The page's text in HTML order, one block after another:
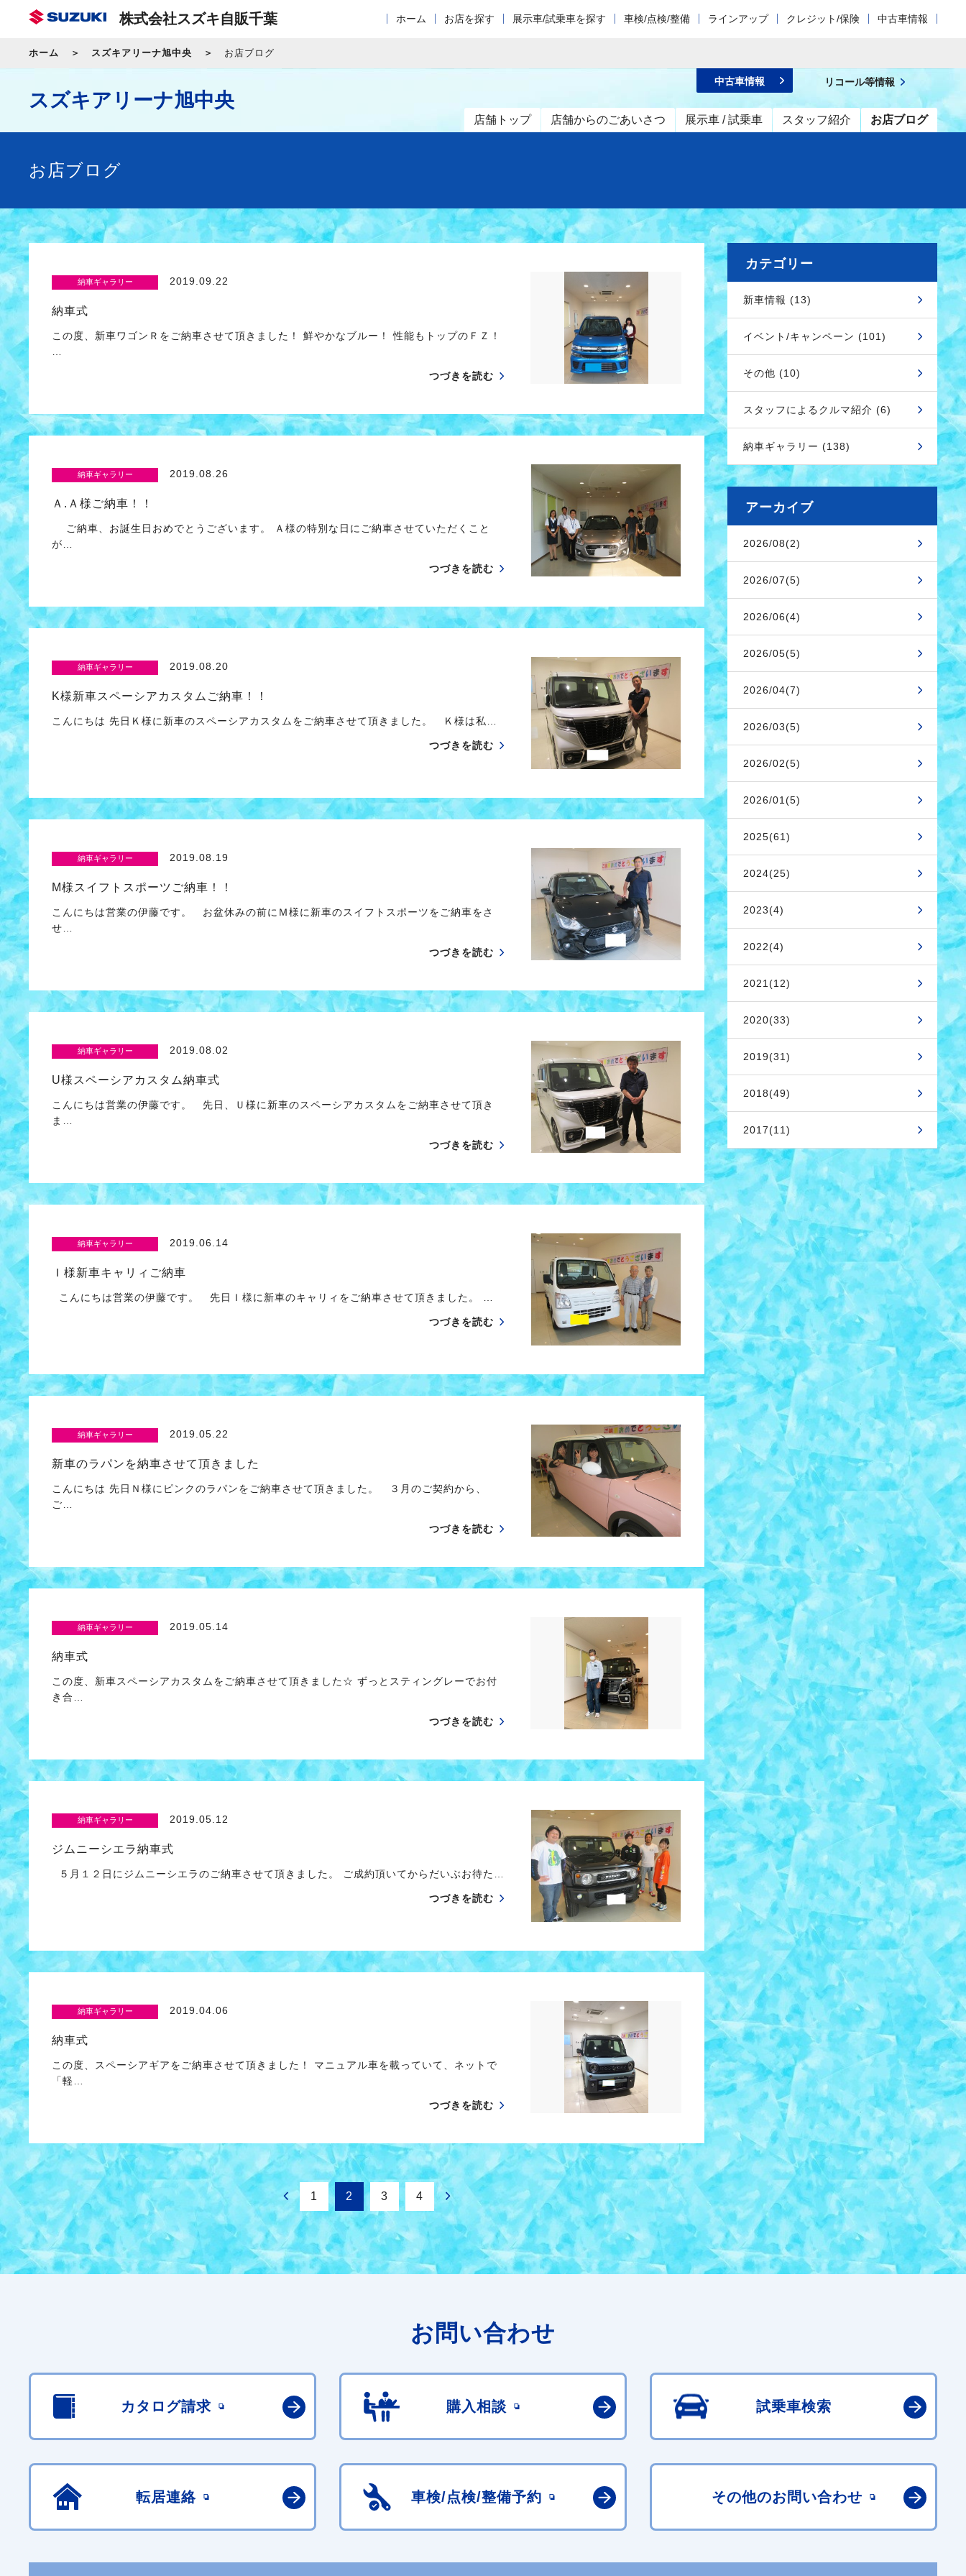
株式会社スズキ自販千葉 ホーム お店を探す 展示車/試乗車を探す 車検/点検/整備 ラインアップ クレジット/保険 中古車情報
ホーム スズキアリーナ旭中央 お店ブログ
スズキアリーナ旭中央
店舗トップ 店舗からのごあいさつ 展示車 / 試乗車 スタッフ紹介 お店ブログ
中古車情報 リコール等情報
お店ブログ
納車ギャラリー 2019.09.22
納車式
この度、新車ワゴンＲをご納車させて頂きました！ 鮮やかなブルー！ 性能もトップのＦＺ！
つづきを読む
納車ギャラリー 2019.08.26
Ａ.Ａ様ご納車！！
ご納車、お誕生日おめでとうございます。 Ａ様の特別な日にご納車させていただくこと
が…
つづきを読む
納車ギャラリー 2019.08.20
K様新車スペーシアカスタムご納車！！
こんにちは 先日Ｋ様に新車のスペーシアカスタムをご納車させて頂きました。 Ｋ様は私…
つづきを読む
納車ギャラリー 2019.08.19
M様スイフトスポーツご納車！！
こんにちは営業の伊藤です。 お盆休みの前にＭ様に新車のスイフトスポーツをご納車をさ
せ…
つづきを読む
納車ギャラリー 2019.08.02
U様スペーシアカスタム納車式
こんにちは営業の伊藤です。 先日、Ｕ様に新車のスペーシアカスタムをご納車させて頂き
ま…
つづきを読む
納車ギャラリー 2019.06.14
Ｉ様新車キャリィご納車
こんにちは営業の伊藤です。 先日Ｉ様に新車のキャリィをご納車させて頂きました。 …
つづきを読む
納車ギャラリー 2019.05.22
新車のラパンを納車させて頂きました
こんにちは 先日Ｎ様にピンクのラパンをご納車させて頂きました。 ３月のご契約から、
ご…
つづきを読む
納車ギャラリー 2019.05.14
納車式
この度、新車スペーシアカスタムをご納車させて頂きました☆ ずっとスティングレーでお付
き合…
つづきを読む
納車ギャラリー 2019.05.12
ジムニーシエラ納車式
５月１２日にジムニーシエラのご納車させて頂きました。 ご成約頂いてからだいぶお待た…
つづきを読む
納車ギャラリー 2019.04.06
納車式
この度、スペーシアギアをご納車させて頂きました！ マニュアル車を載っていて、ネットで
「軽…
つづきを読む
1 2 3 4
カテゴリー
新車情報 (13)
イベント/キャンペーン (101)
その他 (10)
スタッフによるクルマ紹介 (6)
納車ギャラリー (138)
アーカイブ
2026/08(2)
2026/07(5)
2026/06(4)
2026/05(5)
2026/04(7)
2026/03(5)
2026/02(5)
2026/01(5)
2025(61)
2024(25)
2023(4)
2022(4)
2021(12)
2020(33)
2019(31)
2018(49)
2017(11)
お問い合わせ
カタログ請求 購入相談 試乗車検索
転居連絡 車検/点検/整備予約 その他のお問い合わせ